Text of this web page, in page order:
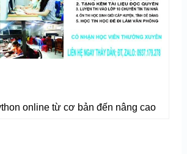
online từ cơ bản đến nâng cao